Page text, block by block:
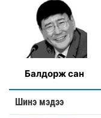
Балдорж сан
Шинэ мэдээ